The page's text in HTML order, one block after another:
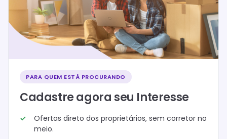
PARA QUEM ESTÁ PROCURANDO
Cadastre agora seu Interesse
Ofertas direto dos proprietários, sem corretor no
meio.